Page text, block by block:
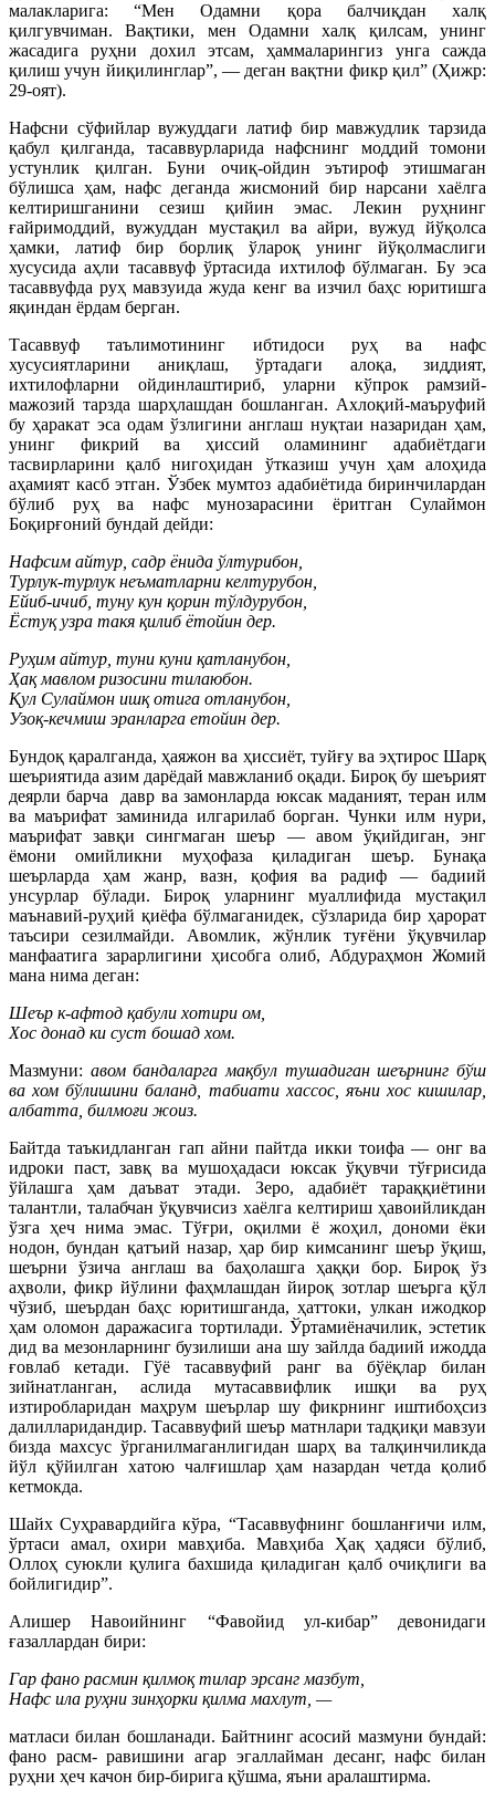
малакларига: “Мен Одамни қора балчиқдан халқ
қилгувчиман. Вақтики, мен Одамни халқ қилсам, унинг
жасадига руҳни дохил этсам, ҳаммаларингиз унга сажда
қилиш учун йиқилинглар”, — деган вақтни фикр қил” (Ҳижр:
29-оят).
Нафсни сўфийлар вужуддаги латиф бир мавжудлик тарзида
қабул қилганда, тасаввурларида нафснинг моддий томони
устунлик қилган. Буни очиқ-ойдин эътироф этишмаган
бўлишса ҳам, нафс деганда жисмоний бир нарсани хаёлга
келтиришганини сезиш қийин эмас. Лекин руҳнинг
ғайримоддий, вужуддан мустақил ва айри, вужуд йўқолса
ҳамки, латиф бир борлиқ ўлароқ унинг йўқолмаслиги
хусусида аҳли тасаввуф ўртасида ихтилоф бўлмаган. Бу эса
тасаввуфда руҳ мавзуида жуда кенг ва изчил баҳс юритишга
яқиндан ёрдам берган.
Тасаввуф таълимотининг ибтидоси руҳ ва нафс
хусусиятларини аниқлаш, ўртадаги алоқа, зиддият,
ихтилофларни ойдинлаштириб, уларни кўпрок рамзий-
мажозий тарзда шарҳлашдан бошланган. Ахлоқий-маъруфий
бу ҳаракат эса одам ўзлигини англаш нуқтаи назаридан ҳам,
унинг фикрий ва ҳиссий оламининг адабиётдаги
тасвирларини қалб нигоҳидан ўтказиш учун ҳам алоҳида
аҳамият касб этган. Ўзбек мумтоз адабиётида биринчилардан
бўлиб руҳ ва нафс мунозарасини ёритган Сулаймон
Боқирғоний бундай дейди:
Нафсим айтур, садр ёнида ўлтурибон,
Турлук-турлук неъматларни келтурубон,
Ейиб-ичиб, туну кун қорин тўлдурубон,
Ёстуқ узра такя қилиб ётойин дер.
Руҳим айтур, туни куни қатланубон,
Ҳақ мавлом ризосини тилаюбон.
Қул Сулаймон ишқ отига отланубон,
Узоқ-кечмиш эранларга етойин дер.
Бундоқ қаралганда, ҳаяжон ва ҳиссиёт, туйғу ва эҳтирос Шарқ
шеъриятида азим дарёдай мавжланиб оқади. Бироқ бу шеърият
деярли барча давр ва замонларда юксак маданият, теран илм
ва маърифат заминида илгарилаб борган. Чунки илм нури,
маърифат завқи сингмаган шеър — авом ўқийдиган, энг
ёмони омийликни муҳофаза қиладиган шеър. Бунақа
шеърларда ҳам жанр, вазн, қофия ва радиф — бадиий
унсурлар бўлади. Бироқ уларнинг муаллифида мустақил
маънавий-руҳий қиёфа бўлмаганидек, сўзларида бир ҳарорат
таъсири сезилмайди. Авомлик, жўнлик туғёни ўқувчилар
манфаатига зарарлигини ҳисобга олиб, Абдураҳмон Жомий
мана нима деган:
Шеър к-афтод қабули хотири ом,
Хос донад ки суст бошад хом.
Мазмуни: авом бандаларга мақбул тушадиган шеърнинг бўш
ва хом бўлишини баланд, табиати хассос, яъни хос кишилар,
албатта, билмоғи жоиз.
Байтда таъкидланган гап айни пайтда икки тоифа — онг ва
идроки паст, завқ ва мушоҳадаси юксак ўқувчи тўғрисида
ўйлашга ҳам даъват этади. Зеро, адабиёт тараққиётини
талантли, талабчан ўқувчисиз хаёлга келтириш ҳавоийликдан
ўзга ҳеч нима эмас. Тўғри, оқилми ё жоҳил, дономи ёки
нодон, бундан қатъий назар, ҳар бир кимсанинг шеър ўқиш,
шеърни ўзича англаш ва баҳолашга ҳаққи бор. Бироқ ўз
аҳволи, фикр йўлини фаҳмлашдан йироқ зотлар шеърга қўл
чўзиб, шеърдан баҳс юритишганда, ҳаттоки, улкан ижодкор
ҳам оломон даражасига тортилади. Ўртамиёначилик, эстетик
дид ва мезонларнинг бузилиши ана шу зайлда бадиий ижодда
ғовлаб кетади. Гўё тасаввуфий ранг ва бўёқлар билан
зийнатланган, аслида мутасаввифлик ишқи ва руҳ
изтиробларидан маҳрум шеърлар шу фикрнинг иштибоҳсиз
далилларидандир. Тасаввуфий шеър матнлари тадқиқи мавзуи
бизда махсус ўрганилмаганлигидан шарҳ ва талқинчиликда
йўл қўйилган хатою чалғишлар ҳам назардан четда қолиб
кетмокда.
Шайх Суҳравардийга кўра, “Тасаввуфнинг бошланғичи илм,
ўртаси амал, охири мавҳиба. Мавҳиба Ҳақ ҳадяси бўлиб,
Оллоҳ суюкли қулига бахшида қиладиган қалб очиқлиги ва
бойлигидир”.
Алишер Навоийнинг “Фавойид ул-кибар” девонидаги
ғазаллардан бири:
Гар фано расмин қилмоқ тилар эрсанг мазбут,
Нафс ила руҳни зинҳорки қилма махлут, —
матласи билан бошланади. Байтнинг асосий мазмуни бундай:
фано расм- равишини агар эгаллайман десанг, нафс билан
руҳни ҳеч качон бир-бирига қўшма, яъни аралаштирма.